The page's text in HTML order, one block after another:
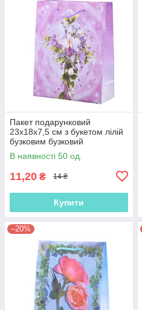
Пакет подарунковий
23х18х7,5 см з букетом лілій
бузковим бузковий
(42301.011)
В наявності 50 од.
11,20 ₴ 14 ₴
Купити
–20%